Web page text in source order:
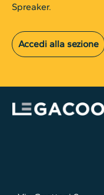
Spreaker.
Accedi alla sezione